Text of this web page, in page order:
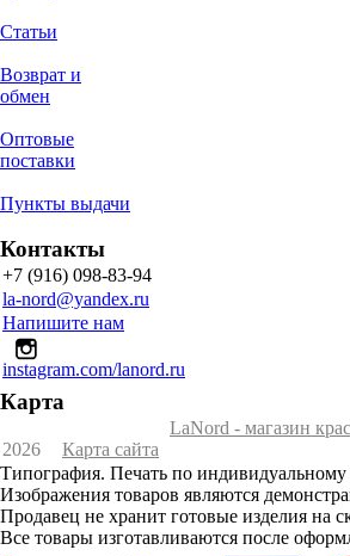
Статьи
Возврат и
обмен
Оптовые
поставки
Пункты выдачи
Контакты
+7 (916) 098-83-94
la-nord@yandex.ru
Напишите нам
instagram.com/lanord.ru
Карта
LaNord - магазин
2026
Карта сайта
Типография. Печать по индивидуальному
Изображения товаров являются
Продавец не хранит готовые изделия на
Все товары изготавливаются после